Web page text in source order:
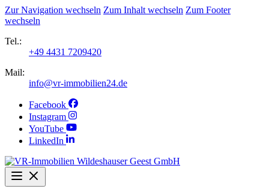
Zur Navigation wechseln Zum Inhalt wechseln Zum Footer
wechseln
Tel.:
+49 4431 7209420
Mail:
info@vr-immobilien24.de
Facebook
Instagram
YouTube
LinkedIn